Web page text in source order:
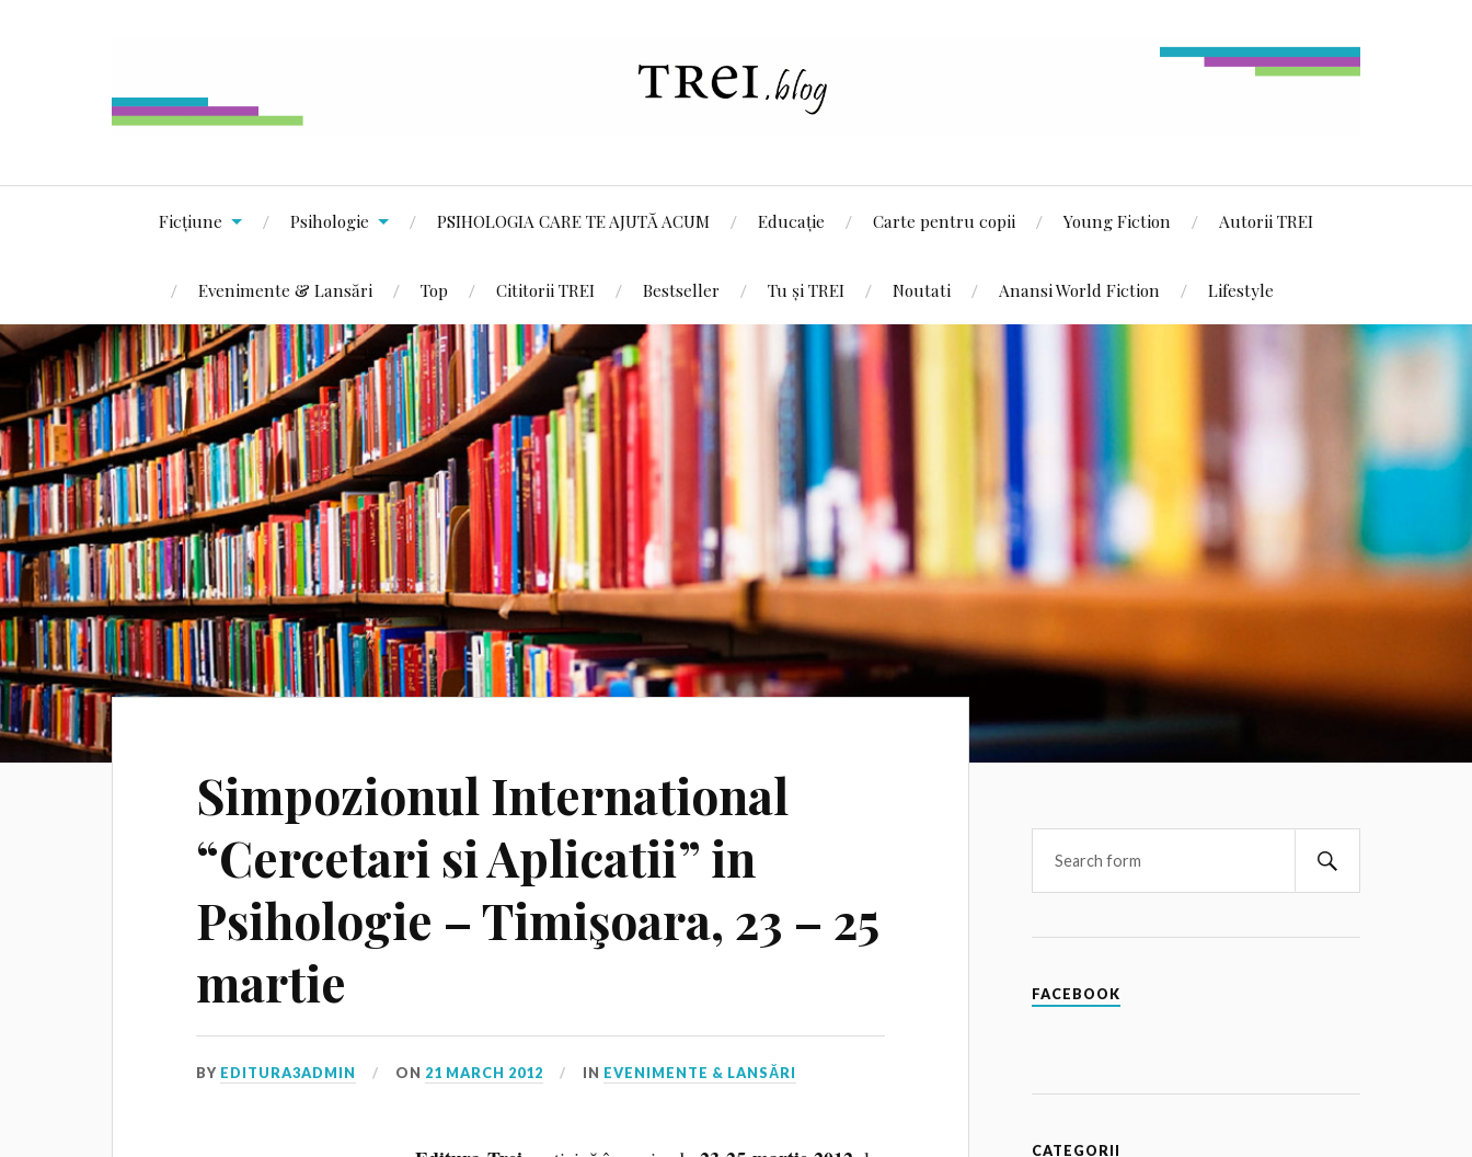
Ficțiune Psihologie PSIHOLOGIA CARE TE AJUTĂ ACUM Educație Carte pentru copii Young Fiction Autorii TREI
Evenimente & Lansări Top Cititorii TREI Bestseller Tu și TREI Noutati Anansi World Fiction Lifestyle
Simpozionul International
“Cercetari si Aplicatii” in
Psihologie – Timişoara, 23 – 25
martie
BY EDITURA3ADMIN ON 21 MARCH 2012 IN EVENIMENTE & LANSĂRI
FACEBOOK
CATEGORII